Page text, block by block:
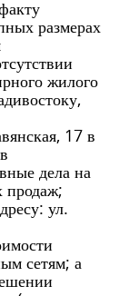
размерах
жилого
17 в
дела на
продаж;
ул.
сетям; а